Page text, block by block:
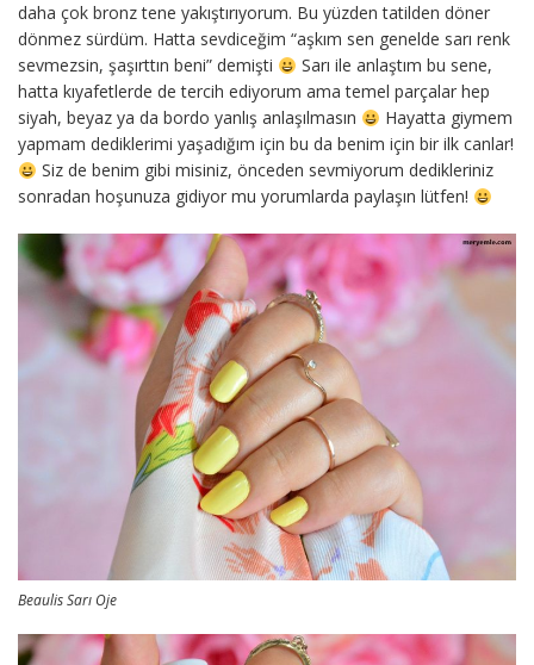
daha çok bronz tene yakıştırıyorum. Bu yüzden tatilden döner
dönmez sürdüm. Hatta sevdiceğim “aşkım sen genelde sarı renk
sevmezsin, şaşırttın beni” demişti
Sarı ile anlaştım bu sene,
hatta kıyafetlerde de tercih ediyorum ama temel parçalar hep
siyah, beyaz ya da bordo yanlış anlaşılmasın
Hayatta giymem
yapmam dediklerimi yaşadığım için bu da benim için bir ilk canlar!
Siz de benim gibi misiniz, önceden sevmiyorum dedikleriniz
sonradan hoşunuza gidiyor mu yorumlarda paylaşın lütfen!
Beaulis Sarı Oje